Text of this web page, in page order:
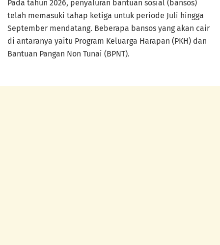
Pada tahun 2026, penyaluran bantuan sosial (bansos)
telah memasuki tahap ketiga untuk periode Juli hingga
September mendatang. Beberapa bansos yang akan cair
di antaranya yaitu Program Keluarga Harapan (PKH) dan
Bantuan Pangan Non Tunai (BPNT).